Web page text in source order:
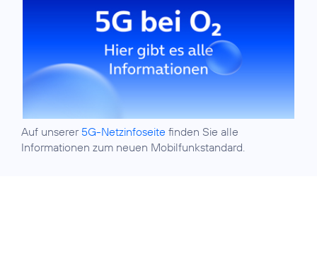
Auf unserer 5G-Netzinfoseite finden Sie alle
Informationen zum neuen Mobilfunkstandard.